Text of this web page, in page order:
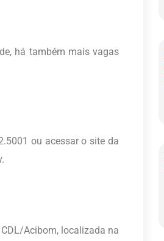
há também mais vagas
ou acessar o site da
Acibom, localizada na